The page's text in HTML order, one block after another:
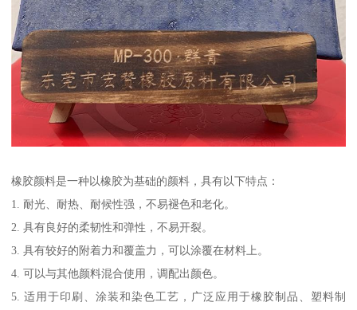
橡胶颜料是一种以橡胶为基础的颜料，具有以下特点：
1. 耐光、耐热、耐候性强，不易褪色和老化。
2. 具有良好的柔韧性和弹性，不易开裂。
3. 具有较好的附着力和覆盖力，可以涂覆在材料上。
4. 可以与其他颜料混合使用，调配出颜色。
5. 适用于印刷、涂装和染色工艺，广泛应用于橡胶制品、塑料制